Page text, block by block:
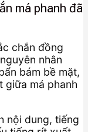
má phanh đã
chắn đồng
nhân
bám bề mặt,
giữa má phanh
nội dung, tiếng